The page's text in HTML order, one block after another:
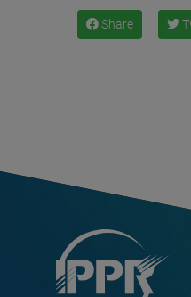
Share